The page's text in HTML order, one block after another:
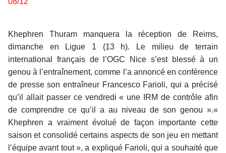
Khephren Thuram manquera la réception de Reims,
dimanche en Ligue 1 (13 h). Le milieu de terrain
international français de l’OGC Nice s’est blessé à un
genou à l’entraînement, comme l’a annoncé en conférence
de presse son entraîneur Francesco Farioli, qui a précisé
qu’il allait passer ce vendredi « une IRM de contrôle afin
de comprendre ce qu’il a au niveau de son genou ».«
Khephren a vraiment évolué de façon importante cette
saison et consolidé certains aspects de son jeu en mettant
l’équipe avant tout », a expliqué Farioli, qui a souhaité que